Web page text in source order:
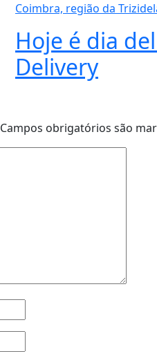
Coimbra, região da
Hoje é dia
Delivery
Campos obrigatórios são